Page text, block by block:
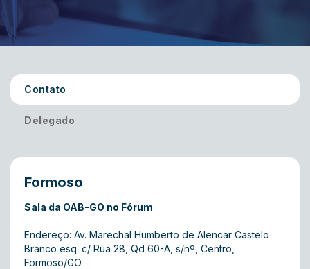
Contato
Delegado
Formoso
Sala da OAB-GO no Fórum
Endereço: Av. Marechal Humberto de Alencar Castelo
Branco esq. c/ Rua 28, Qd 60-A, s/nº, Centro,
Formoso/GO.